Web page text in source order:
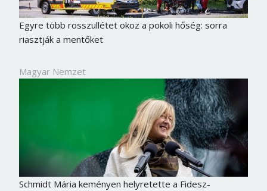
Egyre több rosszullétet okoz a pokoli hőség: sorra
riasztják a mentőket
Magyar Nemzet
Schmidt Mária keményen helyretette a Fidesz-